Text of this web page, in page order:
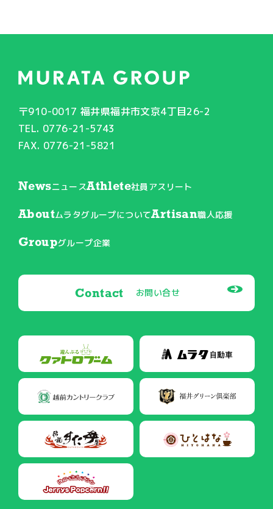
〒910-0017 福井県福井市文京4丁目26-2
TEL. 0776-21-5743
FAX. 0776-21-5821
Newsニュース
Aboutムラタグループについて
Groupグループ企業
Athlete社員アスリート
Artisan職人応援
Contact お問い合せ